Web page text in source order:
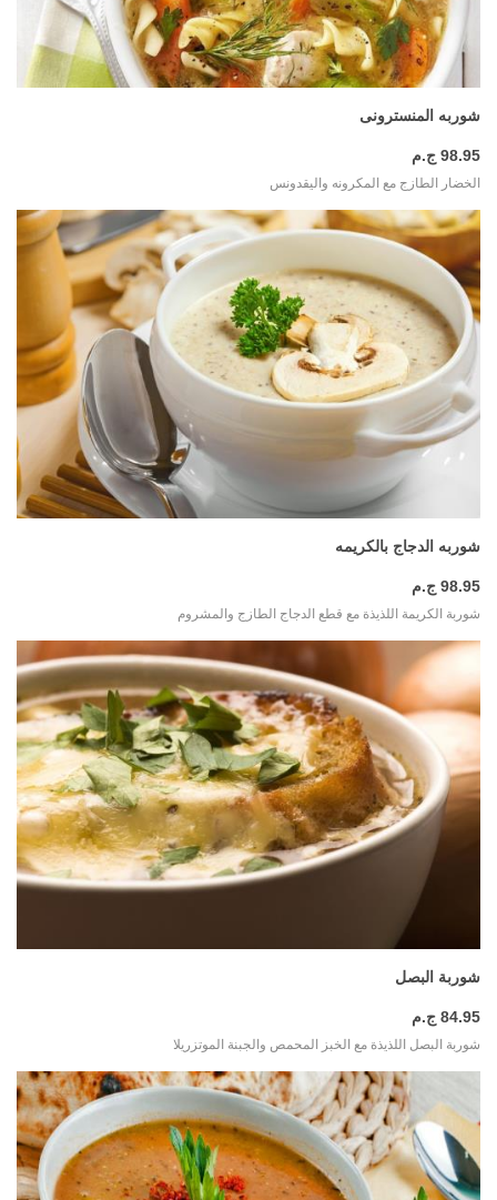
المزيد
شوربه المنسترونى
98.95 ج.م
الخضار الطازج مع المكرونه واليقدونس
شوربه الدجاج بالكريمه
98.95 ج.م
شوربة الكريمة اللذيذة مع قطع الدجاج الطازج والمشروم
شوربة البصل
84.95 ج.م
شوربة البصل اللذيذة مع الخبز المحمص والجبنة الموتزريلا